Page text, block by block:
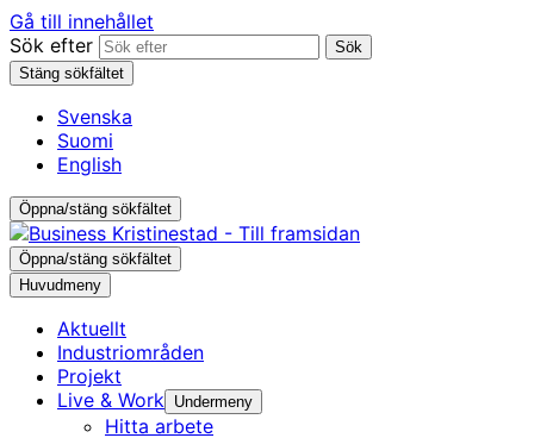
Gå till innehållet
Sök efter
Sök
Stäng sökfältet
Svenska
Suomi
English
Öppna/stäng sökfältet
Öppna/stäng sökfältet
Huvudmeny
Aktuellt
Industri­områden
Projekt
Live & Work Undermeny
Hitta arbete